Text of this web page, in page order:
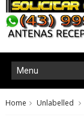
Home Unlabelled